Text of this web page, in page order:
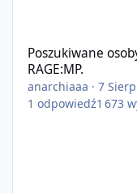
Poszukiwane
RAGE:MP.
anarchiaaa ·7
1 odpowiedź1 673